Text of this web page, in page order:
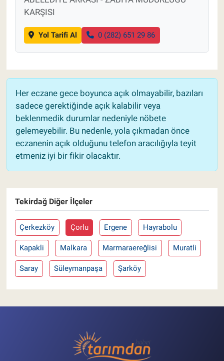
KARŞISI
Yol Tarifi Al 0 (282) 651 29 86
Her eczane gece boyunca açık olmayabilir, bazıları
sadece gerektiğinde açık kalabilir veya
beklenmedik durumlar nedeniyle nöbete
gelemeyebilir. Bu nedenle, yola çıkmadan önce
eczanenin açık olduğunu telefon aracılığıyla teyit
etmeniz iyi bir fikir olacaktır.
Tekirdağ Diğer İlçeler
Çerkezköy Çorlu Ergene Hayrabolu
Kapakli Malkara Marmaraereğlisi Muratli
Saray Süleymanpaşa Şarköy